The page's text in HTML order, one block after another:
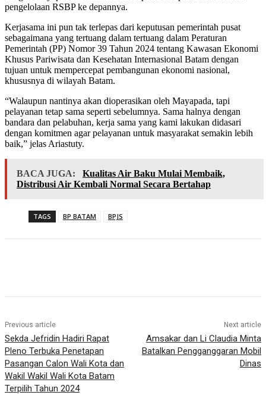
pengelolaan RSBP ke depannya.
Kerjasama ini pun tak terlepas dari keputusan pemerintah pusat
sebagaimana yang tertuang dalam tertuang dalam Peraturan
Pemerintah (PP) Nomor 39 Tahun 2024 tentang Kawasan Ekonomi
Khusus Pariwisata dan Kesehatan Internasional Batam dengan
tujuan untuk mempercepat pembangunan ekonomi nasional,
khususnya di wilayah Batam.
“Walaupun nantinya akan dioperasikan oleh Mayapada, tapi
pelayanan tetap sama seperti sebelumnya. Sama halnya dengan
bandara dan pelabuhan, kerja sama yang kami lakukan didasari
dengan komitmen agar pelayanan untuk masyarakat semakin lebih
baik,” jelas Ariastuty.
BACA JUGA:
Kualitas Air Baku Mulai Membaik,
Distribusi Air Kembali Normal Secara Bertahap
TAGS BP BATAM BPJS
Previous article
Sekda Jefridin Hadiri Rapat
Pleno Terbuka Penetapan
Pasangan Calon Wali Kota dan
Wakil Wakil Wali Kota Batam
Terpilih Tahun 2024
Next article
Amsakar dan Li Claudia Minta
Batalkan Pengganggaran Mobil
Dinas